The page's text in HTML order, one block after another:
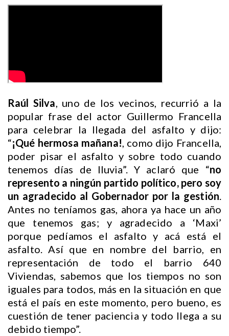
Raúl Silva, uno de los vecinos, recurrió a la
popular frase del actor Guillermo Francella
para celebrar la llegada del asfalto y dijo:
“¡Qué hermosa mañana!, como dijo Francella,
poder pisar el asfalto y sobre todo cuando
tenemos días de lluvia”. Y aclaró que “no
represento a ningún partido político, pero soy
un agradecido al Gobernador por la gestión.
Antes no teníamos gas, ahora ya hace un año
que tenemos gas; y agradecido a ‘Maxi’
porque pedíamos el asfalto y acá está el
asfalto. Así que en nombre del barrio, en
representación de todo el barrio 640
Viviendas, sabemos que los tiempos no son
iguales para todos, más en la situación en que
está el país en este momento, pero bueno, es
cuestión de tener paciencia y todo llega a su
debido tiempo”.